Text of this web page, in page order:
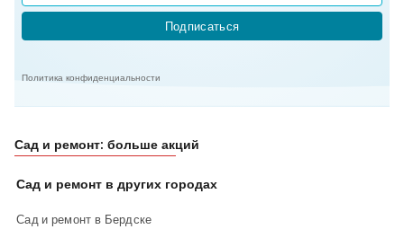
Подписаться
Политика конфиденциальности
Сад и ремонт: больше акций
Сад и ремонт в других городах
Сад и ремонт в Бердске